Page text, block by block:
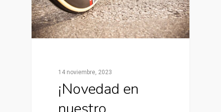
14 noviembre, 2023
¡Novedad en